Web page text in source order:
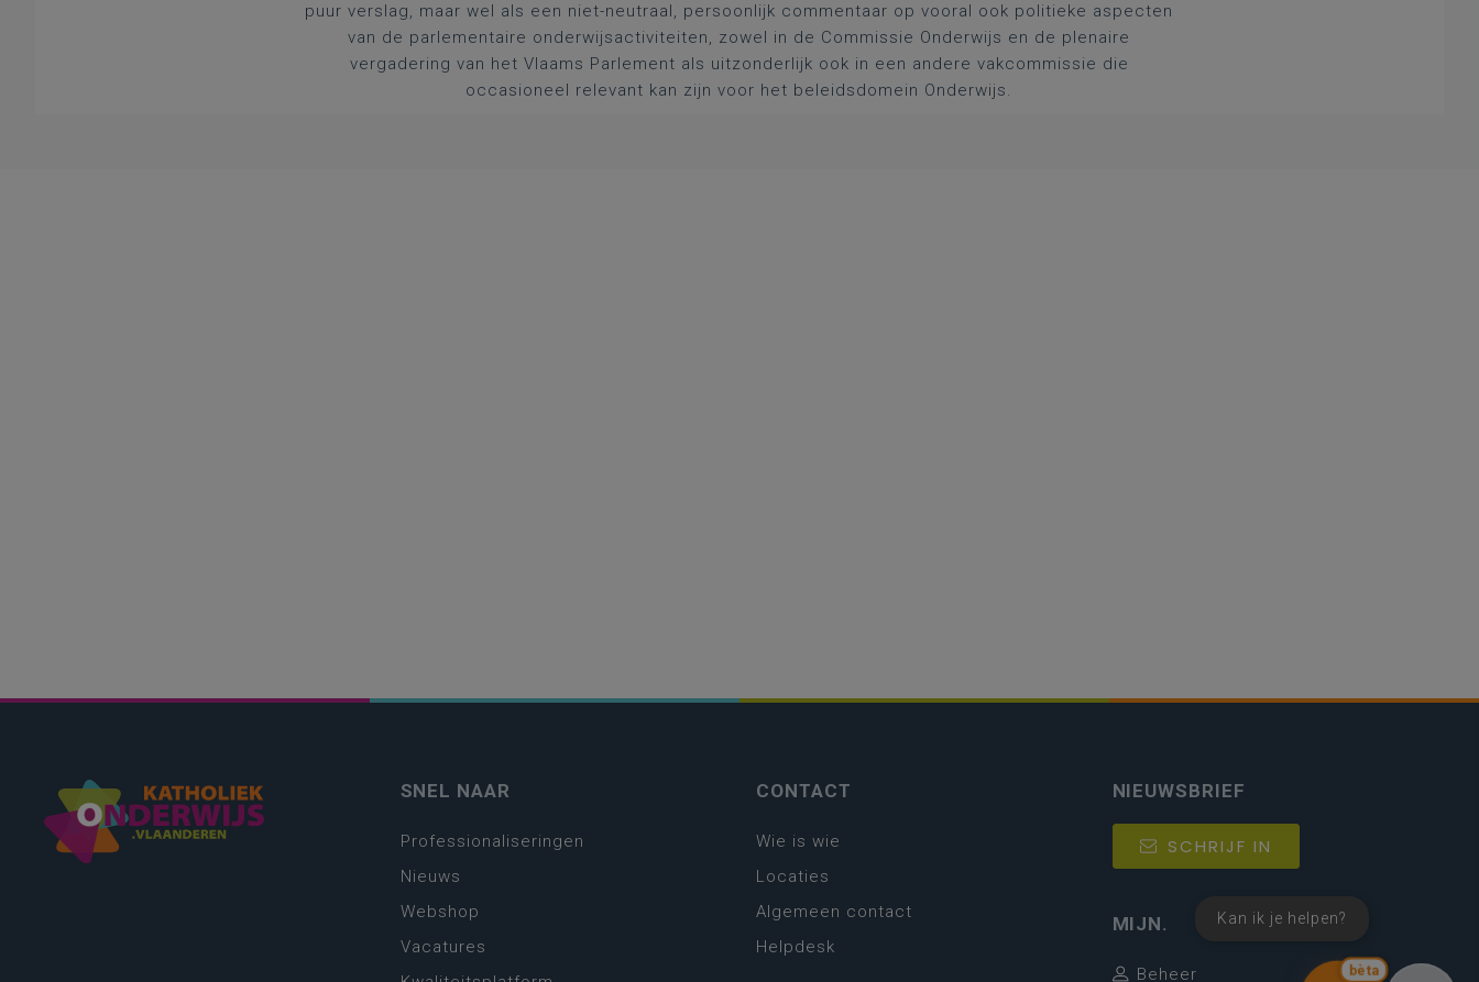
puur verslag, maar wel als een niet-neutraal, persoonlijk commentaar op vooral ook politieke aspecten
van de parlementaire onderwijsactiviteiten, zowel in de Commissie Onderwijs en de plenaire
vergadering van het Vlaams Parlement als uitzonderlijk ook in een andere vakcommissie die
occasioneel relevant kan zijn voor het beleidsdomein Onderwijs.
bèta
Kan ik je helpen?
SNEL NAAR
Professionaliseringen
Nieuws
Webshop
Vacatures
CONTACT
Wie is wie
Locaties
Algemeen contact
Helpdesk
NIEUWSBRIEF
SCHRIJF IN
MIJN.
Beheer